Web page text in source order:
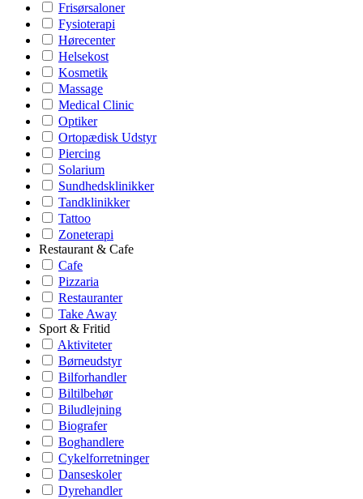
Frisørsaloner
Fysioterapi
Hørecenter
Helsekost
Kosmetik
Massage
Medical Clinic
Optiker
Ortopædisk Udstyr
Piercing
Solarium
Sundhedsklinikker
Tandklinikker
Tattoo
Zoneterapi
Restaurant & Cafe
Cafe
Pizzaria
Restauranter
Take Away
Sport & Fritid
Aktiviteter
Børneudstyr
Bilforhandler
Biltilbehør
Biludlejning
Biografer
Boghandlere
Cykelforretninger
Danseskoler
Dyrehandler